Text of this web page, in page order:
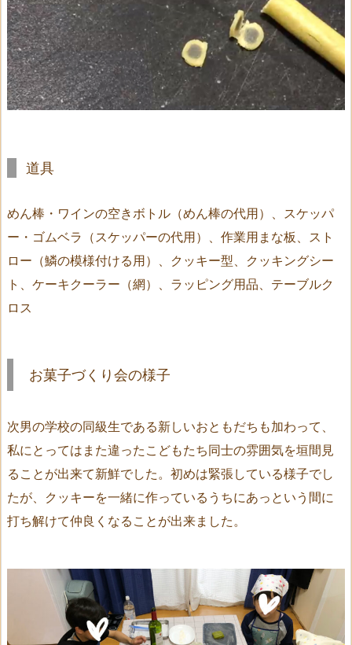
道具
めん棒・ワインの空きボトル（めん棒の代用）、スケッパ
ー・ゴムベラ（スケッパーの代用）、作業用まな板、スト
ロー（鱗の模様付ける用）、クッキー型、クッキングシー
ト、ケーキクーラー（網）、ラッピング用品、テーブルク
ロス
お菓子づくり会の様子
次男の学校の同級生である新しいおともだちも加わって、
私にとってはまた違ったこどもたち同士の雰囲気を垣間見
ることが出来て新鮮でした。初めは緊張している様子でし
たが、クッキーを一緒に作っているうちにあっという間に
打ち解けて仲良くなることが出来ました。